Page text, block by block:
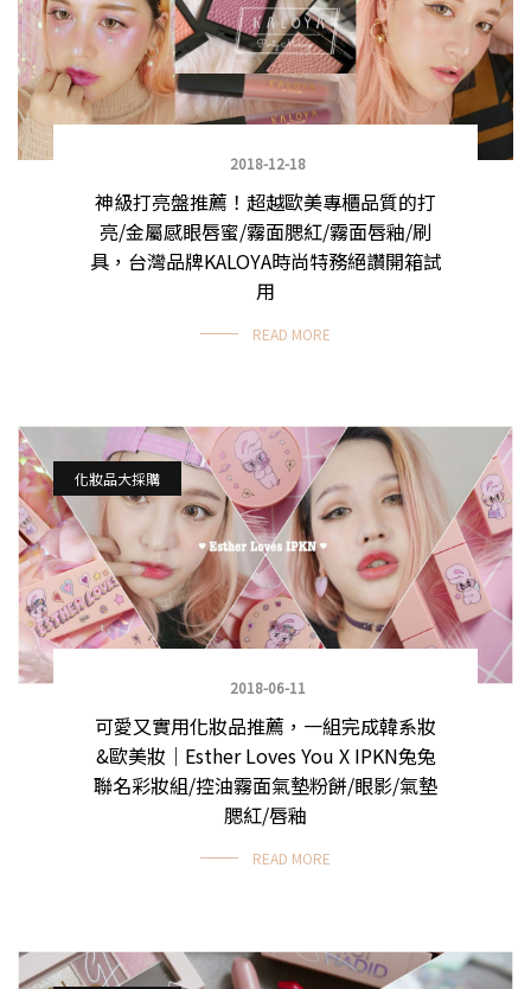
2018-12-18
神級打亮盤推薦！超越歐美專櫃品質的打
亮/金屬感眼唇蜜/霧面腮紅/霧面唇釉/刷
具，台灣品牌KALOYA時尚特務絕讚開箱試
用
READ MORE
化妝品大採購
2018-06-11
可愛又實用化妝品推薦，一組完成韓系妝
&歐美妝｜Esther Loves You X IPKN兔兔
聯名彩妝組/控油霧面氣墊粉餅/眼影/氣墊
腮紅/唇釉
READ MORE